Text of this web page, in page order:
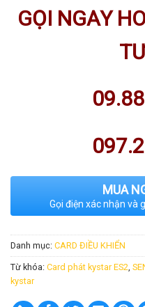
GỌI NGAY
MUA
Gọi điện xác nhận và
Danh mục: CARD ĐIỀU KHIỂN
Từ khóa: Card phát kystar ES2,
kystar